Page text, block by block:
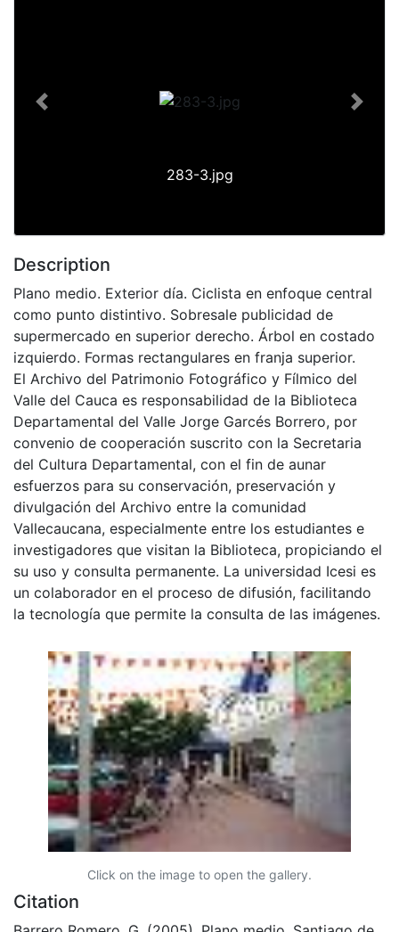
283-3.jpg
Previous Next
Description
Plano medio. Exterior día. Ciclista en enfoque central
como punto distintivo. Sobresale publicidad de
supermercado en superior derecho. Árbol en costado
izquierdo. Formas rectangulares en franja superior.
El Archivo del Patrimonio Fotográfico y Fílmico del
Valle del Cauca es responsabilidad de la Biblioteca
Departamental del Valle Jorge Garcés Borrero, por
convenio de cooperación suscrito con la Secretaria
del Cultura Departamental, con el fin de aunar
esfuerzos para su conservación, preservación y
divulgación del Archivo entre la comunidad
Vallecaucana, especialmente entre los estudiantes e
investigadores que visitan la Biblioteca, propiciando el
su uso y consulta permanente. La universidad Icesi es
un colaborador en el proceso de difusión, facilitando
la tecnología que permite la consulta de las imágenes.
Click on the image to open the gallery.
Citation